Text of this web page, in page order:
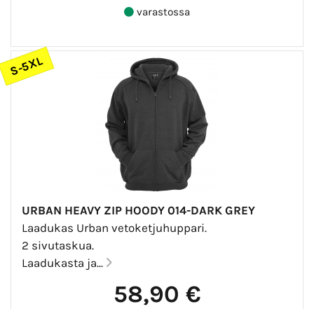
varastossa
S-5XL
URBAN HEAVY ZIP HOODY 014-DARK GREY
Laadukas Urban vetoketjuhuppari.
2 sivutaskua.
Laadukasta ja...
58,90 €